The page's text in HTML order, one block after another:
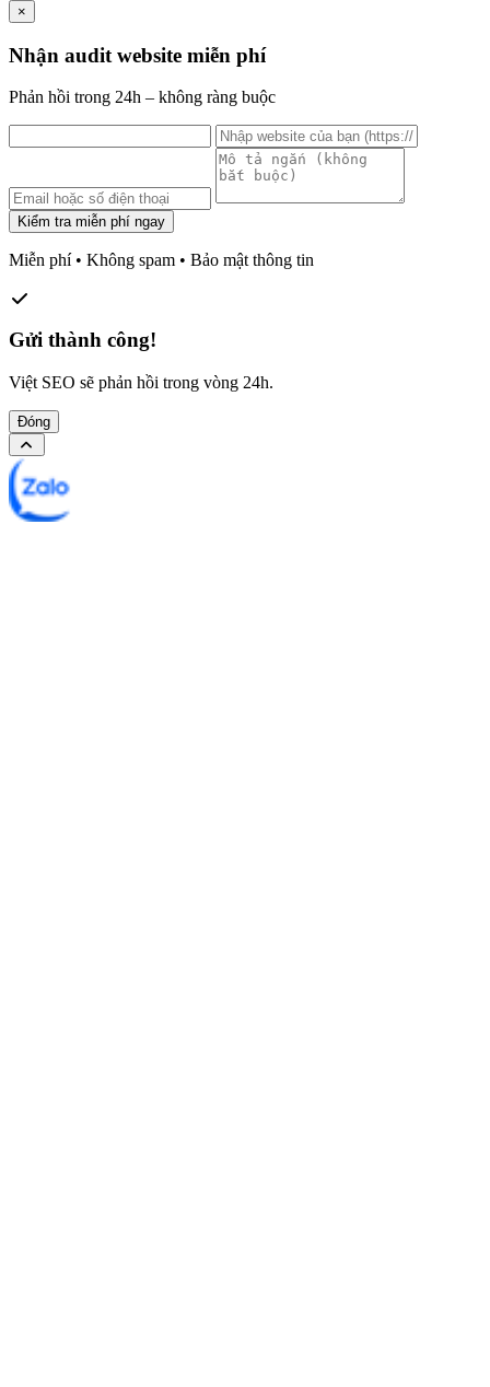
×
Nhận audit website miễn phí
Phản hồi trong 24h – không ràng buộc
Kiểm tra miễn phí ngay
Miễn phí • Không spam • Bảo mật thông tin
Gửi thành công!
Việt SEO sẽ phản hồi trong vòng 24h.
Đóng